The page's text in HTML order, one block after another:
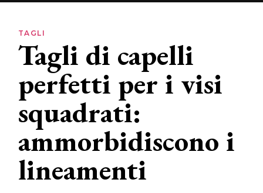
Lifestyle
News
News
dalle
aziende
TAGLI
Tagli di capelli
perfetti per i visi
squadrati:
ammorbidiscono i
lineamenti